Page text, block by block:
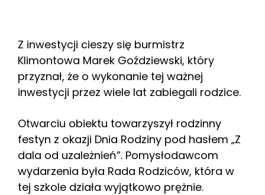
Z inwestycji cieszy się burmistrz
Klimontowa Marek Goździewski, który
przyznał, że o wykonanie tej ważnej
inwestycji przez wiele lat zabiegali rodzice.
Otwarciu obiektu towarzyszył rodzinny
festyn z okazji Dnia Rodziny pod hasłem „Z
dala od uzależnień”. Pomysłodawcom
wydarzenia była Rada Rodziców, która w
tej szkole działa wyjątkowo prężnie.